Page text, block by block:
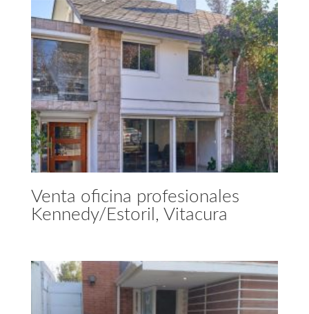
Venta oficina profesionales
Kennedy/Estoril, Vitacura